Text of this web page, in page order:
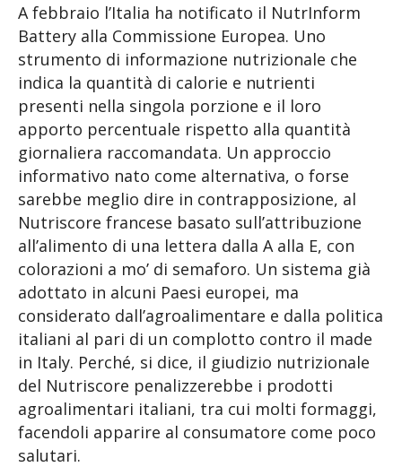
A febbraio l’Italia ha notificato il NutrInform
Battery alla Commissione Europea. Uno
strumento di informazione nutrizionale che
indica la quantità di calorie e nutrienti
presenti nella singola porzione e il loro
apporto percentuale rispetto alla quantità
giornaliera raccomandata. Un approccio
informativo nato come alternativa, o forse
sarebbe meglio dire in contrapposizione, al
Nutriscore francese basato sull’attribuzione
all’alimento di una lettera dalla A alla E, con
colorazioni a mo’ di semaforo. Un sistema già
adottato in alcuni Paesi europei, ma
considerato dall’agroalimentare e dalla politica
italiani al pari di un complotto contro il made
in Italy. Perché, si dice, il giudizio nutrizionale
del Nutriscore penalizzerebbe i prodotti
agroalimentari italiani, tra cui molti formaggi,
facendoli apparire al consumatore come poco
salutari.